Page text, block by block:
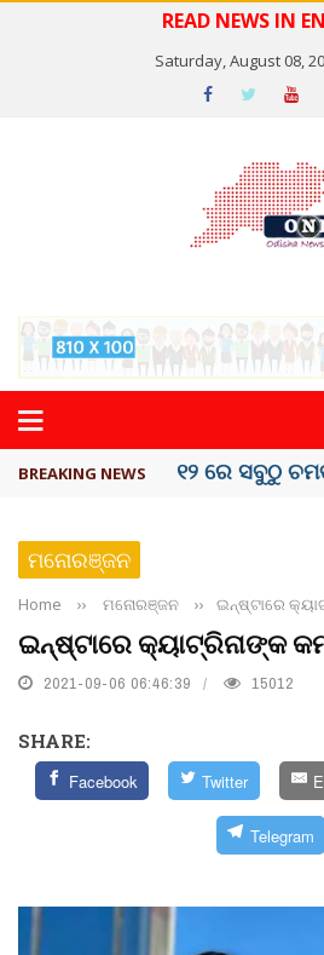
READ NEWS IN
Saturday, August 08,
BREAKING NEWS କେରଳରେ
ମନୋରଞ୍ଜନ
Home ›› ମନୋରଞ୍ଜନ ›› ଇନ୍‌ଷ୍ଟାରେ
ଇନ୍‌ଷ୍ଟାରେ କ୍ୟାଟ୍ରିନାଙ୍କ
2021-09-06 06:46:39 15012
SHARE:
Facebook Twitter
Telegram